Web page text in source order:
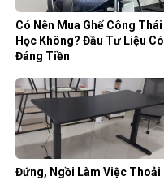
Có Nên Mua Ghế Công Thái
Học Không? Đầu Tư Liệu Có
Đáng Tiền
Đứng, Ngồi Làm Việc Thoải